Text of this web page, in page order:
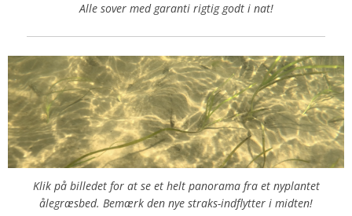
Alle sover med garanti rigtig godt i nat!
Klik på billedet for at se et helt panorama fra et nyplantet
ålegræsbed. Bemærk den nye straks-indflytter i midten!